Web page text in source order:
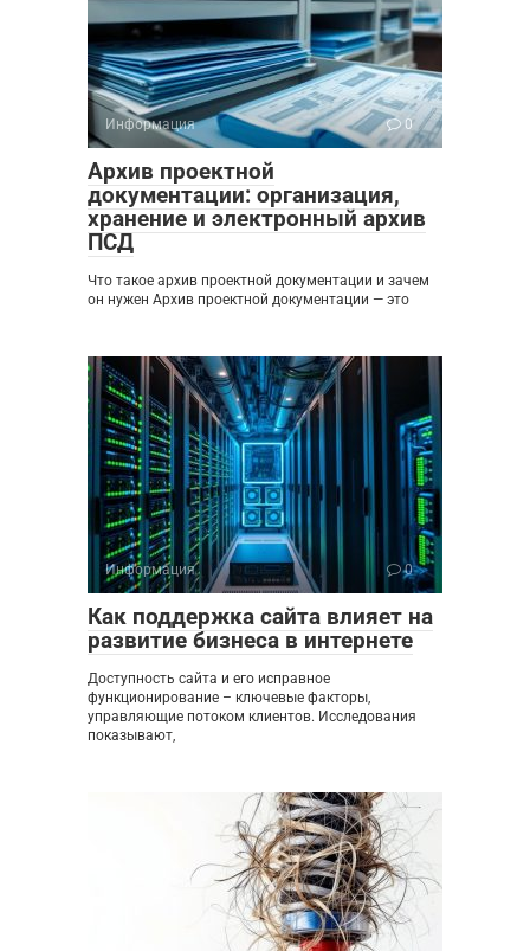
Информация 0
Архив проектной
документации: организация,
хранение и электронный архив
ПСД
Что такое архив проектной документации и зачем
он нужен Архив проектной документации — это
Информация 0
Как поддержка сайта влияет на
развитие бизнеса в интернете
Доступность сайта и его исправное
функционирование – ключевые факторы,
управляющие потоком клиентов. Исследования
показывают,